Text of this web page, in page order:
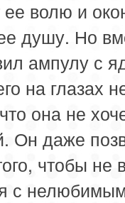
волю и
душу. Но
ампулу с
на глазах
она не
Он даже
чтобы не
с